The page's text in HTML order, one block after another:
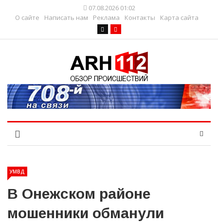
07.08.2026 01:02
О сайте
Написать нам Реклама Контакты Карта сайта
УМВД
В Онежском районе
мошенники обманули